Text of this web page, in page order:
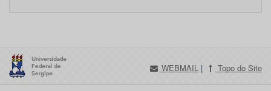
WEBMAIL | Topo do Site